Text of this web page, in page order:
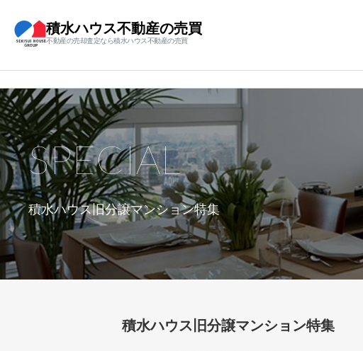
積水ハウス不動産の売買
不動産の売却査定なら積水ハウス不動産の売買
積水ハウス旧分譲マンション特集
SPECIAL
積水ハウス旧分譲マンション特集